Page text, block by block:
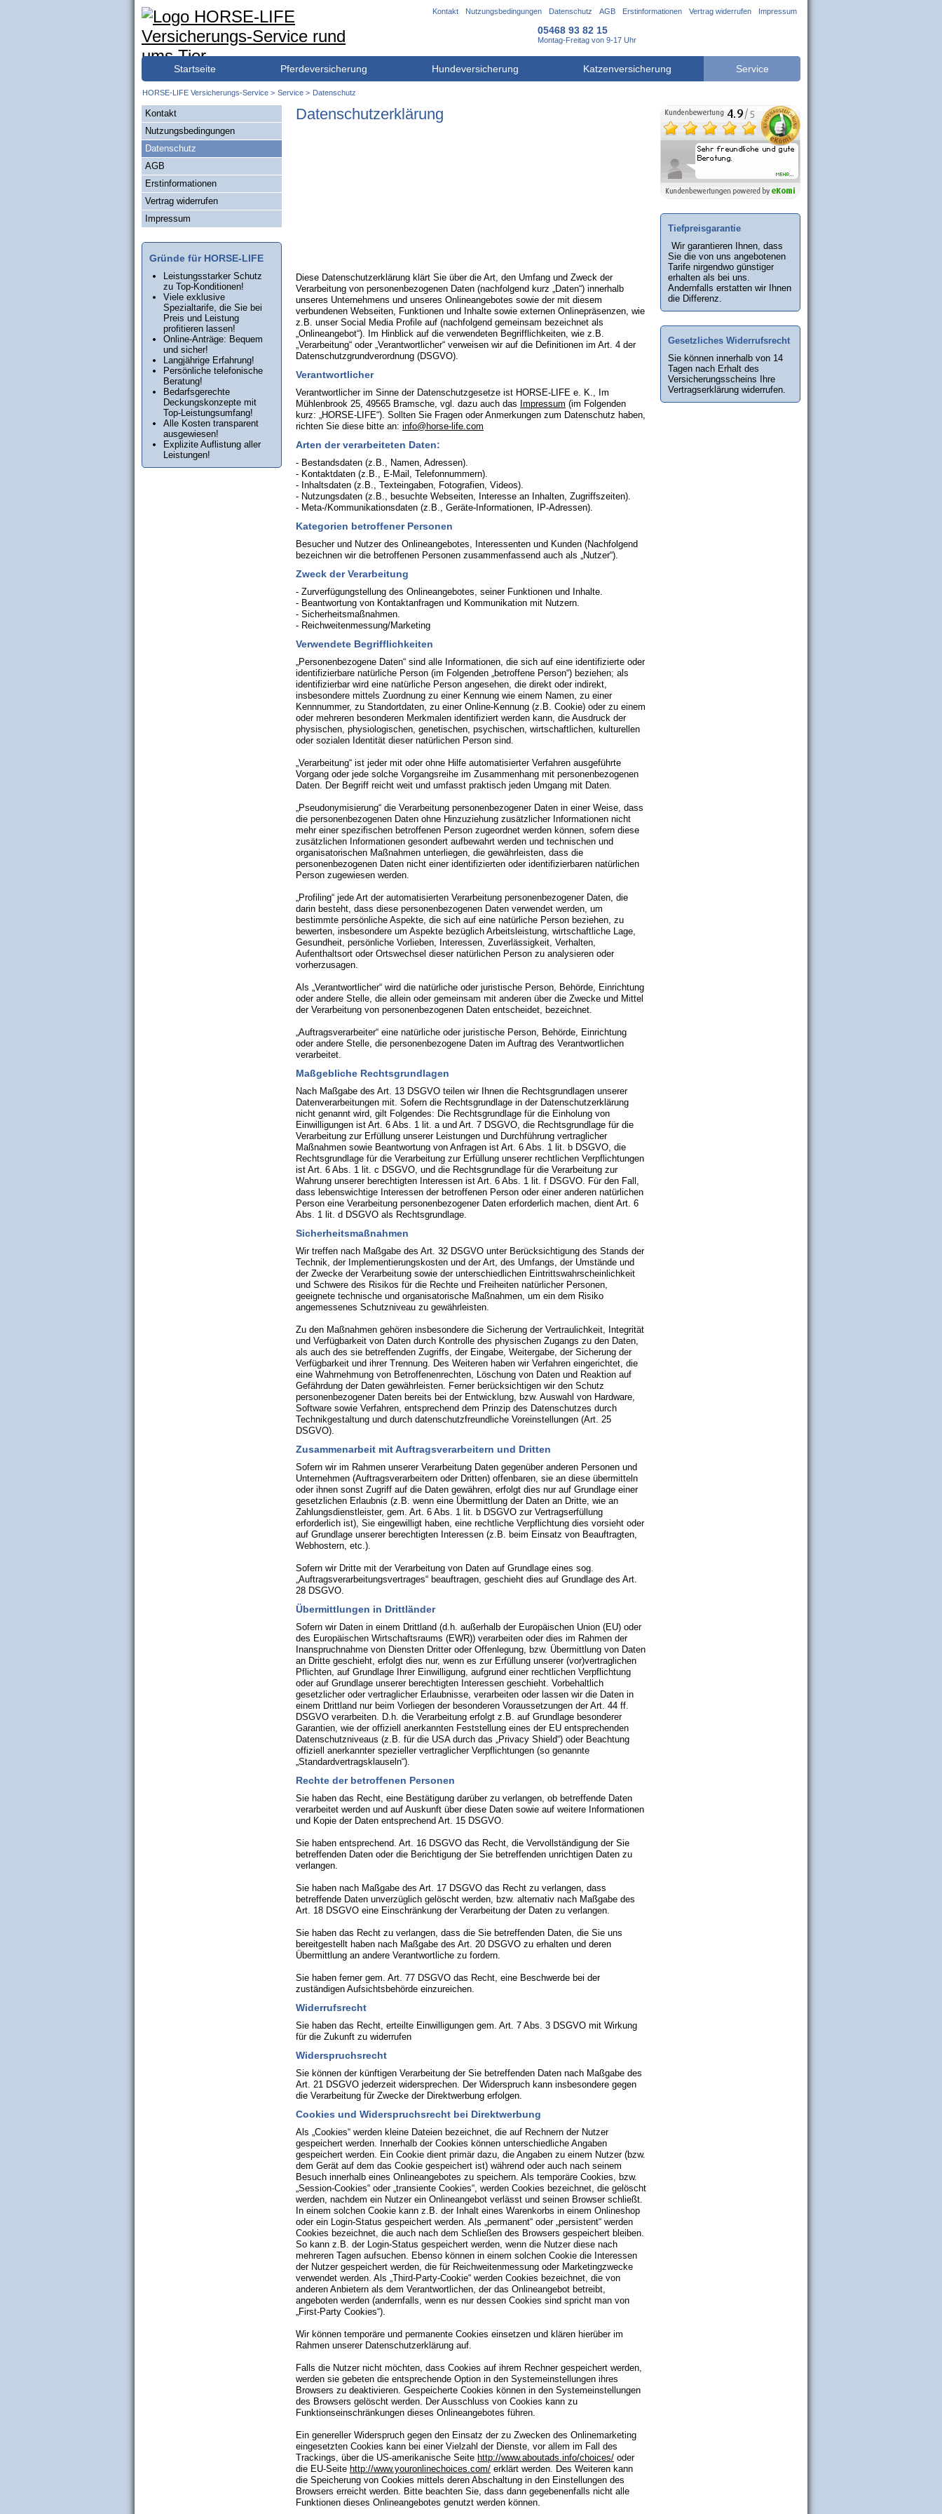
Navigation
Kontakt Nutzungsbedingungen Datenschutz AGB Erstinformationen Vertrag widerrufen Impressum
Navigation
überspringen
Startseite Pferdeversicherung Hundeversicherung Katzenversicherung Service
HORSE-LIFE Versicherungs-Service Service Datenschutz
05468 93 82 15
Montag-Freitag von 9-17 Uhr
Datenschutzerklärung
Diese Datenschutzerklärung klärt Sie über die Art, den Umfang und Zweck der
Verarbeitung von personenbezogenen Daten (nachfolgend kurz „Daten“) innerhalb
unseres Unternehmens und unseres Onlineangebotes sowie der mit diesem
verbundenen Webseiten, Funktionen und Inhalte sowie externen Onlinepräsenzen, wie
z.B. unser Social Media Profile auf (nachfolgend gemeinsam bezeichnet als
„Onlineangebot“). Im Hinblick auf die verwendeten Begrifflichkeiten, wie z.B.
„Verarbeitung“ oder „Verantwortlicher“ verweisen wir auf die Definitionen im Art. 4 der
Datenschutzgrundverordnung (DSGVO).
Verantwortlicher
Verantwortlicher im Sinne der Datenschutzgesetze ist HORSE-LIFE e. K., Im
Mühlenbrook 25, 49565 Bramsche, vgl. dazu auch das Impressum (im Folgenden
kurz: „HORSE-LIFE“). Sollten Sie Fragen oder Anmerkungen zum Datenschutz haben,
richten Sie diese bitte an: info@horse-life.com
Arten der verarbeiteten Daten:
- Bestandsdaten (z.B., Namen, Adressen).
- Kontaktdaten (z.B., E-Mail, Telefonnummern).
- Inhaltsdaten (z.B., Texteingaben, Fotografien, Videos).
- Nutzungsdaten (z.B., besuchte Webseiten, Interesse an Inhalten, Zugriffszeiten).
- Meta-/Kommunikationsdaten (z.B., Geräte-Informationen, IP-Adressen).
Kategorien betroffener Personen
Besucher und Nutzer des Onlineangebotes, Interessenten und Kunden (Nachfolgend
bezeichnen wir die betroffenen Personen zusammenfassend auch als „Nutzer“).
Zweck der Verarbeitung
- Zurverfügungstellung des Onlineangebotes, seiner Funktionen und Inhalte.
- Beantwortung von Kontaktanfragen und Kommunikation mit Nutzern.
- Sicherheitsmaßnahmen.
- Reichweitenmessung/Marketing
Verwendete Begrifflichkeiten
„Personenbezogene Daten“ sind alle Informationen, die sich auf eine identifizierte oder
identifizierbare natürliche Person (im Folgenden „betroffene Person“) beziehen; als
identifizierbar wird eine natürliche Person angesehen, die direkt oder indirekt,
insbesondere mittels Zuordnung zu einer Kennung wie einem Namen, zu einer
Kennnummer, zu Standortdaten, zu einer Online-Kennung (z.B. Cookie) oder zu einem
oder mehreren besonderen Merkmalen identifiziert werden kann, die Ausdruck der
physischen, physiologischen, genetischen, psychischen, wirtschaftlichen, kulturellen
oder sozialen Identität dieser natürlichen Person sind.
„Verarbeitung“ ist jeder mit oder ohne Hilfe automatisierter Verfahren ausgeführte
Vorgang oder jede solche Vorgangsreihe im Zusammenhang mit personenbezogenen
Daten. Der Begriff reicht weit und umfasst praktisch jeden Umgang mit Daten.
„Pseudonymisierung“ die Verarbeitung personenbezogener Daten in einer Weise, dass
die personenbezogenen Daten ohne Hinzuziehung zusätzlicher Informationen nicht
mehr einer spezifischen betroffenen Person zugeordnet werden können, sofern diese
zusätzlichen Informationen gesondert aufbewahrt werden und technischen und
organisatorischen Maßnahmen unterliegen, die gewährleisten, dass die
personenbezogenen Daten nicht einer identifizierten oder identifizierbaren natürlichen
Person zugewiesen werden.
„Profiling“ jede Art der automatisierten Verarbeitung personenbezogener Daten, die
darin besteht, dass diese personenbezogenen Daten verwendet werden, um
bestimmte persönliche Aspekte, die sich auf eine natürliche Person beziehen, zu
bewerten, insbesondere um Aspekte bezüglich Arbeitsleistung, wirtschaftliche Lage,
Gesundheit, persönliche Vorlieben, Interessen, Zuverlässigkeit, Verhalten,
Aufenthaltsort oder Ortswechsel dieser natürlichen Person zu analysieren oder
vorherzusagen.
Als „Verantwortlicher“ wird die natürliche oder juristische Person, Behörde, Einrichtung
oder andere Stelle, die allein oder gemeinsam mit anderen über die Zwecke und Mittel
der Verarbeitung von personenbezogenen Daten entscheidet, bezeichnet.
„Auftragsverarbeiter“ eine natürliche oder juristische Person, Behörde, Einrichtung
oder andere Stelle, die personenbezogene Daten im Auftrag des Verantwortlichen
verarbeitet.
Maßgebliche Rechtsgrundlagen
Nach Maßgabe des Art. 13 DSGVO teilen wir Ihnen die Rechtsgrundlagen unserer
Datenverarbeitungen mit. Sofern die Rechtsgrundlage in der Datenschutzerklärung
nicht genannt wird, gilt Folgendes: Die Rechtsgrundlage für die Einholung von
Einwilligungen ist Art. 6 Abs. 1 lit. a und Art. 7 DSGVO, die Rechtsgrundlage für die
Verarbeitung zur Erfüllung unserer Leistungen und Durchführung vertraglicher
Maßnahmen sowie Beantwortung von Anfragen ist Art. 6 Abs. 1 lit. b DSGVO, die
Rechtsgrundlage für die Verarbeitung zur Erfüllung unserer rechtlichen Verpflichtungen
ist Art. 6 Abs. 1 lit. c DSGVO, und die Rechtsgrundlage für die Verarbeitung zur
Wahrung unserer berechtigten Interessen ist Art. 6 Abs. 1 lit. f DSGVO. Für den Fall,
dass lebenswichtige Interessen der betroffenen Person oder einer anderen natürlichen
Person eine Verarbeitung personenbezogener Daten erforderlich machen, dient Art. 6
Abs. 1 lit. d DSGVO als Rechtsgrundlage.
Sicherheitsmaßnahmen
Wir treffen nach Maßgabe des Art. 32 DSGVO unter Berücksichtigung des Stands der
Technik, der Implementierungskosten und der Art, des Umfangs, der Umstände und
der Zwecke der Verarbeitung sowie der unterschiedlichen Eintrittswahrscheinlichkeit
und Schwere des Risikos für die Rechte und Freiheiten natürlicher Personen,
geeignete technische und organisatorische Maßnahmen, um ein dem Risiko
angemessenes Schutzniveau zu gewährleisten.
Zu den Maßnahmen gehören insbesondere die Sicherung der Vertraulichkeit, Integrität
und Verfügbarkeit von Daten durch Kontrolle des physischen Zugangs zu den Daten,
als auch des sie betreffenden Zugriffs, der Eingabe, Weitergabe, der Sicherung der
Verfügbarkeit und ihrer Trennung. Des Weiteren haben wir Verfahren eingerichtet, die
eine Wahrnehmung von Betroffenenrechten, Löschung von Daten und Reaktion auf
Gefährdung der Daten gewährleisten. Ferner berücksichtigen wir den Schutz
personenbezogener Daten bereits bei der Entwicklung, bzw. Auswahl von Hardware,
Software sowie Verfahren, entsprechend dem Prinzip des Datenschutzes durch
Technikgestaltung und durch datenschutzfreundliche Voreinstellungen (Art. 25
DSGVO).
Zusammenarbeit mit Auftragsverarbeitern und Dritten
Sofern wir im Rahmen unserer Verarbeitung Daten gegenüber anderen Personen und
Unternehmen (Auftragsverarbeitern oder Dritten) offenbaren, sie an diese übermitteln
oder ihnen sonst Zugriff auf die Daten gewähren, erfolgt dies nur auf Grundlage einer
gesetzlichen Erlaubnis (z.B. wenn eine Übermittlung der Daten an Dritte, wie an
Zahlungsdienstleister, gem. Art. 6 Abs. 1 lit. b DSGVO zur Vertragserfüllung
erforderlich ist), Sie eingewilligt haben, eine rechtliche Verpflichtung dies vorsieht oder
auf Grundlage unserer berechtigten Interessen (z.B. beim Einsatz von Beauftragten,
Webhostern, etc.).
Sofern wir Dritte mit der Verarbeitung von Daten auf Grundlage eines sog.
„Auftragsverarbeitungsvertrages“ beauftragen, geschieht dies auf Grundlage des Art.
28 DSGVO.
Übermittlungen in Drittländer
Sofern wir Daten in einem Drittland (d.h. außerhalb der Europäischen Union (EU) oder
des Europäischen Wirtschaftsraums (EWR)) verarbeiten oder dies im Rahmen der
Inanspruchnahme von Diensten Dritter oder Offenlegung, bzw. Übermittlung von Daten
an Dritte geschieht, erfolgt dies nur, wenn es zur Erfüllung unserer (vor)vertraglichen
Pflichten, auf Grundlage Ihrer Einwilligung, aufgrund einer rechtlichen Verpflichtung
oder auf Grundlage unserer berechtigten Interessen geschieht. Vorbehaltlich
gesetzlicher oder vertraglicher Erlaubnisse, verarbeiten oder lassen wir die Daten in
einem Drittland nur beim Vorliegen der besonderen Voraussetzungen der Art. 44 ff.
DSGVO verarbeiten. D.h. die Verarbeitung erfolgt z.B. auf Grundlage besonderer
Garantien, wie der offiziell anerkannten Feststellung eines der EU entsprechenden
Datenschutzniveaus (z.B. für die USA durch das „Privacy Shield“) oder Beachtung
offiziell anerkannter spezieller vertraglicher Verpflichtungen (so genannte
„Standardvertragsklauseln“).
Rechte der betroffenen Personen
Sie haben das Recht, eine Bestätigung darüber zu verlangen, ob betreffende Daten
verarbeitet werden und auf Auskunft über diese Daten sowie auf weitere Informationen
und Kopie der Daten entsprechend Art. 15 DSGVO.
Sie haben entsprechend. Art. 16 DSGVO das Recht, die Vervollständigung der Sie
betreffenden Daten oder die Berichtigung der Sie betreffenden unrichtigen Daten zu
verlangen.
Sie haben nach Maßgabe des Art. 17 DSGVO das Recht zu verlangen, dass
betreffende Daten unverzüglich gelöscht werden, bzw. alternativ nach Maßgabe des
Art. 18 DSGVO eine Einschränkung der Verarbeitung der Daten zu verlangen.
Sie haben das Recht zu verlangen, dass die Sie betreffenden Daten, die Sie uns
bereitgestellt haben nach Maßgabe des Art. 20 DSGVO zu erhalten und deren
Übermittlung an andere Verantwortliche zu fordern.
Sie haben ferner gem. Art. 77 DSGVO das Recht, eine Beschwerde bei der
zuständigen Aufsichtsbehörde einzureichen.
Widerrufsrecht
Sie haben das Recht, erteilte Einwilligungen gem. Art. 7 Abs. 3 DSGVO mit Wirkung
für die Zukunft zu widerrufen
Widerspruchsrecht
Sie können der künftigen Verarbeitung der Sie betreffenden Daten nach Maßgabe des
Art. 21 DSGVO jederzeit widersprechen. Der Widerspruch kann insbesondere gegen
die Verarbeitung für Zwecke der Direktwerbung erfolgen.
Cookies und Widerspruchsrecht bei Direktwerbung
Als „Cookies“ werden kleine Dateien bezeichnet, die auf Rechnern der Nutzer
gespeichert werden. Innerhalb der Cookies können unterschiedliche Angaben
gespeichert werden. Ein Cookie dient primär dazu, die Angaben zu einem Nutzer (bzw.
dem Gerät auf dem das Cookie gespeichert ist) während oder auch nach seinem
Besuch innerhalb eines Onlineangebotes zu speichern. Als temporäre Cookies, bzw.
„Session-Cookies“ oder „transiente Cookies“, werden Cookies bezeichnet, die gelöscht
werden, nachdem ein Nutzer ein Onlineangebot verlässt und seinen Browser schließt.
In einem solchen Cookie kann z.B. der Inhalt eines Warenkorbs in einem Onlineshop
oder ein Login-Status gespeichert werden. Als „permanent“ oder „persistent“ werden
Cookies bezeichnet, die auch nach dem Schließen des Browsers gespeichert bleiben.
So kann z.B. der Login-Status gespeichert werden, wenn die Nutzer diese nach
mehreren Tagen aufsuchen. Ebenso können in einem solchen Cookie die Interessen
der Nutzer gespeichert werden, die für Reichweitenmessung oder Marketingzwecke
verwendet werden. Als „Third-Party-Cookie“ werden Cookies bezeichnet, die von
anderen Anbietern als dem Verantwortlichen, der das Onlineangebot betreibt,
angeboten werden (andernfalls, wenn es nur dessen Cookies sind spricht man von
„First-Party Cookies“).
Wir können temporäre und permanente Cookies einsetzen und klären hierüber im
Rahmen unserer Datenschutzerklärung auf.
Falls die Nutzer nicht möchten, dass Cookies auf ihrem Rechner gespeichert werden,
werden sie gebeten die entsprechende Option in den Systemeinstellungen ihres
Browsers zu deaktivieren. Gespeicherte Cookies können in den Systemeinstellungen
des Browsers gelöscht werden. Der Ausschluss von Cookies kann zu
Funktionseinschränkungen dieses Onlineangebotes führen.
Ein genereller Widerspruch gegen den Einsatz der zu Zwecken des Onlinemarketing
eingesetzten Cookies kann bei einer Vielzahl der Dienste, vor allem im Fall des
Trackings, über die US-amerikanische Seite http://www.aboutads.info/choices/ oder
die EU-Seite http://www.youronlinechoices.com/ erklärt werden. Des Weiteren kann
die Speicherung von Cookies mittels deren Abschaltung in den Einstellungen des
Browsers erreicht werden. Bitte beachten Sie, dass dann gegebenenfalls nicht alle
Funktionen dieses Onlineangebotes genutzt werden können.
Navigation
überspringen
Kontakt
Nutzungsbedingungen
Datenschutz
AGB
Erstinformationen
Vertrag widerrufen
Impressum
Gründe für HORSE-LIFE
Leistungsstarker Schutz
zu Top-Konditionen!
Viele exklusive
Spezialtarife, die Sie bei
Preis und Leistung
profitieren lassen!
Online-Anträge: Bequem
und sicher!
Langjährige Erfahrung!
Persönliche telefonische
Beratung!
Bedarfsgerechte
Deckungskonzepte mit
Top-Leistungsumfang!
Alle Kosten transparent
ausgewiesen!
Explizite Auflistung aller
Leistungen!
Tiefpreisgarantie
Wir garantieren Ihnen, dass
Sie die von uns angebotenen
Tarife nirgendwo günstiger
erhalten als bei uns.
Andernfalls erstatten wir Ihnen
die Differenz.
Gesetzliches Widerrufsrecht
Sie können innerhalb von 14
Tagen nach Erhalt des
Versicherungsscheins Ihre
Vertragserklärung widerrufen.